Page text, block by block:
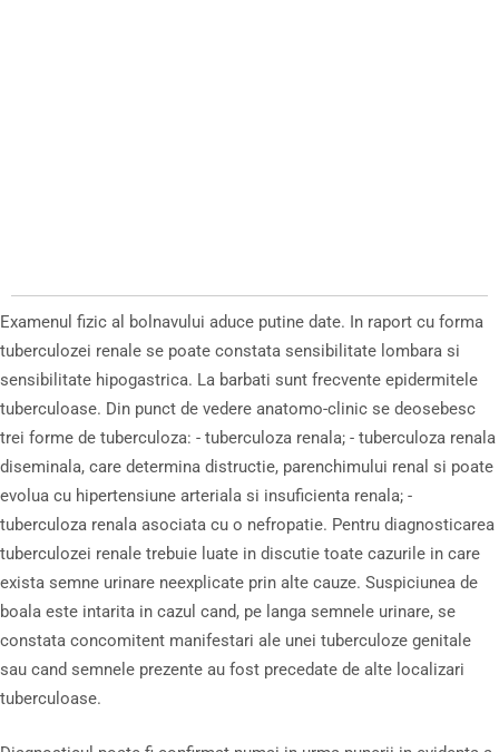
Examenul fizic al bolnavului aduce putine date. In raport cu forma
tuberculozei renale se poate constata sensibilitate lombara si
sensibilitate hipogastrica. La barbati sunt frecvente epidermitele
tuberculoase. Din punct de vedere anatomo-clinic se deosebesc
trei forme de tuberculoza: - tuberculoza renala; - tuberculoza renala
diseminala, care determina distructie, parenchimului renal si poate
evolua cu hipertensiune arteriala si insuficienta renala; -
tuberculoza renala asociata cu o nefropatie. Pentru diagnosticarea
tuberculozei renale trebuie luate in discutie toate cazurile in care
exista semne urinare neexplicate prin alte cauze. Suspiciunea de
boala este intarita in cazul cand, pe langa semnele urinare, se
constata concomitent manifestari ale unei tuberculoze genitale
sau cand semnele prezente au fost precedate de alte localizari
tuberculoase.